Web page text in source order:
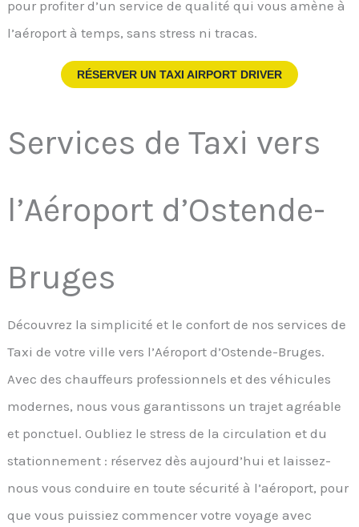
pour profiter d’un service de qualité qui vous amène à
l’aéroport à temps, sans stress ni tracas.
RÉSERVER UN TAXI AIRPORT DRIVER
Services de Taxi vers
l’Aéroport d’Ostende-
Bruges
Découvrez la simplicité et le confort de nos services de
Taxi de votre ville vers l’Aéroport d’Ostende-Bruges.
Avec des chauffeurs professionnels et des véhicules
modernes, nous vous garantissons un trajet agréable
et ponctuel. Oubliez le stress de la circulation et du
stationnement : réservez dès aujourd’hui et laissez-
nous vous conduire en toute sécurité à l’aéroport, pour
que vous puissiez commencer votre voyage avec